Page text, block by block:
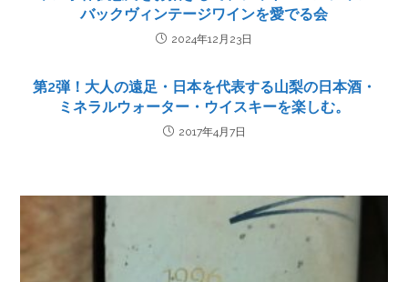
バックヴィンテージワインを愛でる会
2024年12月23日
第2弾！大人の遠足・日本を代表する山梨の日本酒・
ミネラルウォーター・ウイスキーを楽しむ。
2017年4月7日